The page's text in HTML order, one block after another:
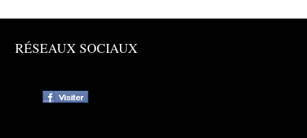
RÉSEAUX SOCIAUX